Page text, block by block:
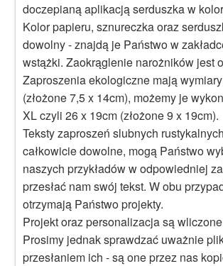
doczepianą aplikacją serduszka w
Kolor papieru, sznureczka oraz
dowolny - znajdą je Państwo w
wstążki. Zaokrąglenie narożników jest
Zaproszenia ekologiczne mają
(złożone 7,5 x 14cm), możemy je
XL czyli 26 x 19cm (złożone 9 x 19cm).
Teksty zaproszeń slubnych
całkowicie dowolne, mogą Państwo
naszych przykładów w odpowiedniej
przesłać nam swój tekst. W obu
otrzymają Państwo projekty.
Projekt oraz personalizacja są
Prosimy jednak sprawdzać uważnie
przesłaniem ich - są one przez nas